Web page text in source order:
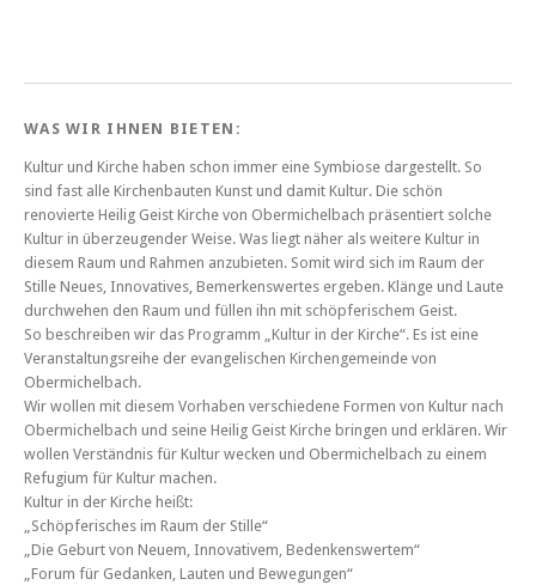
WAS WIR IHNEN BIETEN:
Kultur und Kirche haben schon immer eine Symbiose dargestellt. So
sind fast alle Kirchenbauten Kunst und damit Kultur. Die schön
renovierte Heilig Geist Kirche von Obermichelbach präsentiert solche
Kultur in überzeugender Weise. Was liegt näher als weitere Kultur in
diesem Raum und Rahmen anzubieten. Somit wird sich im Raum der
Stille Neues, Innovatives, Bemerkenswertes ergeben. Klänge und Laute
durchwehen den Raum und füllen ihn mit schöpferischem Geist.
So beschreiben wir das Programm „Kultur in der Kirche“. Es ist eine
Veranstaltungsreihe der evangelischen Kirchengemeinde von
Obermichelbach.
Wir wollen mit diesem Vorhaben verschiedene Formen von Kultur nach
Obermichelbach und seine Heilig Geist Kirche bringen und erklären. Wir
wollen Verständnis für Kultur wecken und Obermichelbach zu einem
Refugium für Kultur machen.
Kultur in der Kirche heißt:
„Schöpferisches im Raum der Stille“
„Die Geburt von Neuem, Innovativem, Bedenkenswertem“
„Forum für Gedanken, Lauten und Bewegungen“